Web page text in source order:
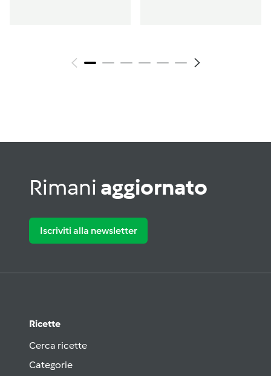
Rimani aggiornato
Iscriviti alla newsletter
Ricette
Cerca ricette
Categorie